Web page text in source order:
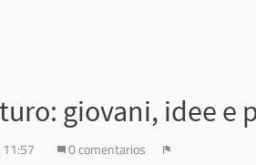
giovani, idee
0 comentarios